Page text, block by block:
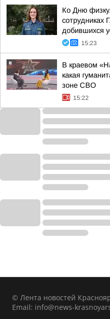
Ко Дню
сотрудниках
добившихся
15:23
В краевом
какая
зоне СВО
15:22
© Лента новостей
Email: info@news-